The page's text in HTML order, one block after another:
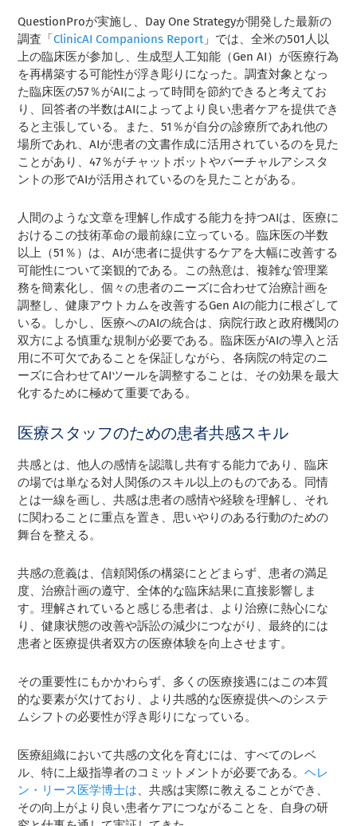
QuestionProが実施し、Day One Strategyが開発した最新の
調査「ClinicAI Companions Report」では、全米の501人以
上の臨床医が参加し、生成型人工知能（Gen AI）が医療行為
を再構築する可能性が浮き彫りになった。調査対象となっ
た臨床医の57％がAIによって時間を節約できると考えてお
り、回答者の半数はAIによってより良い患者ケアを提供でき
ると主張している。また、51％が自分の診療所であれ他の
場所であれ、AIが患者の文書作成に活用されているのを見た
ことがあり、47％がチャットボットやバーチャルアシスタ
ントの形でAIが活用されているのを見たことがある。
人間のような文章を理解し作成する能力を持つAIは、医療に
おけるこの技術革命の最前線に立っている。臨床医の半数
以上（51％）は、AIが患者に提供するケアを大幅に改善する
可能性について楽観的である。この熱意は、複雑な管理業
務を簡素化し、個々の患者のニーズに合わせて治療計画を
調整し、健康アウトカムを改善するGen AIの能力に根ざして
いる。しかし、医療へのAIの統合は、病院行政と政府機関の
双方による慎重な規制が必要である。臨床医がAIの導入と活
用に不可欠であることを保証しながら、各病院の特定のニ
ーズに合わせてAIツールを調整することは、その効果を最大
化するために極めて重要である。
医療スタッフのための患者共感スキル
共感とは、他人の感情を認識し共有する能力であり、臨床
の場では単なる対人関係のスキル以上のものである。同情
とは一線を画し、共感は患者の感情や経験を理解し、それ
に関わることに重点を置き、思いやりのある行動のための
舞台を整える。
共感の意義は、信頼関係の構築にとどまらず、患者の満足
度、治療計画の遵守、全体的な臨床結果に直接影響しま
す。理解されていると感じる患者は、より治療に熱心にな
り、健康状態の改善や訴訟の減少につながり、最終的には
患者と医療提供者双方の医療体験を向上させます。
その重要性にもかかわらず、多くの医療接遇にはこの本質
的な要素が欠けており、より共感的な医療提供へのシステ
ムシフトの必要性が浮き彫りになっている。
医療組織において共感の文化を育むには、すべてのレベ
ル、特に上級指導者のコミットメントが必要である。ヘレ
ン・リース医学博士は、共感は実際に教えることができ、
その向上がより良い患者ケアにつながることを、自身の研